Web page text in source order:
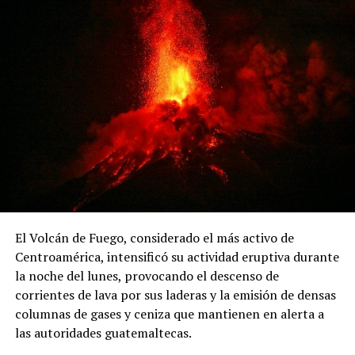
Florentino Chirú, quien pidió que el tribunal actúe con
El abogado Santander Tristán Donoso, asesor del
movimiento, explicó que el recurso busca que el decreto
sea declarado «nulo por ilegal». Además, recordó que
anteriormente se presentaron dos demandas de
inconstitucionalidad contra el proyecto del reservorio
de Río Indio, las cuales no fueron admitidas por la Corte
Suprema.
ADVERTISEMENT
El jurista también informó que la organización solicitó a
El Volcán de Fuego, considerado el más activo de
Centroamérica, intensificó su actividad eruptiva durante
la noche del lunes, provocando el descenso de
corrientes de lava por sus laderas y la emisión de densas
columnas de gases y ceniza que mantienen en alerta a
las autoridades guatemaltecas.